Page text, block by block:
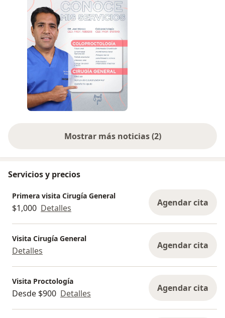
Mostrar más noticias (2)
Servicios y precios
Primera visita Cirugía General
$1,000 Detalles Agendar cita
Visita Cirugía General
Detalles Agendar cita
Visita Proctología
Desde $900 Detalles Agendar cita